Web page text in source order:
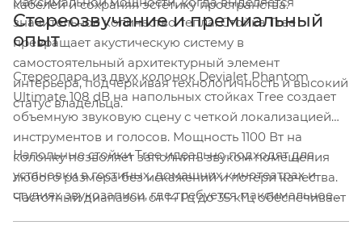
кабелей и сохраняя эстетику пространства.
значительное количество тепла. Стойка Tree
превращает акустическую систему в
самостоятельный архитектурный элемент
интерьера, подчеркивая технологичность и высокий
статус владельца.
Стереозвучание и премиальный
опыт
Стереопара из двух колонок Devialet Phantom
Ultimate 108 dB на напольных стойках Tree создает
объемную звуковую сцену с четкой локализацией
инструментов и голосов. Мощность 1100 Вт на
колонку позволяет заполнить звуком помещения
любого размера без искажений и потери качества.
Частотный диапазон от 14 Гц до 35 кГц обеспечивает
Напольные стойки Tree идеально подходят для
установки в гостиных, домашних кинотеатрах и
студиях звукозаписи, где требуется максимальное